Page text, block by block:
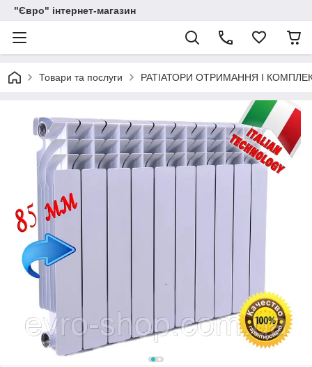
"Євро" інтернет-магазин
Товари та послуги РАТІАТОРИ ОТРИМАННЯ І